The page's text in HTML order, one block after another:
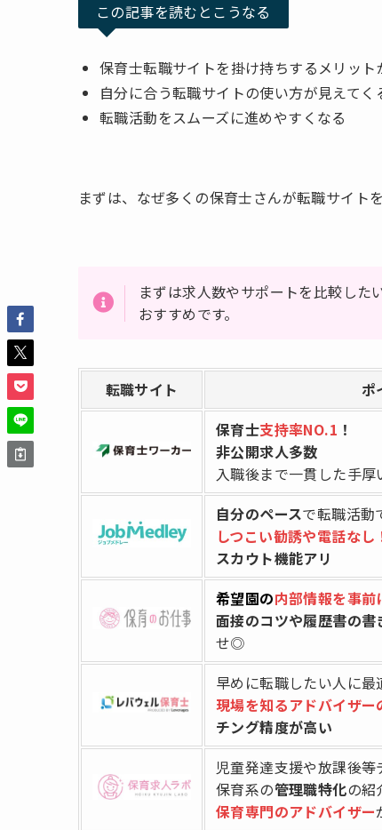
この記事を読むとこうなる
保育士転職サイトを掛け持ちするメリット
自分に合う転職サイトの使い方が見えてく
転職活動をスムーズに進めやすくなる
まずは、なぜ多くの保育士さんが転職サイト
まずは求人数やサポートを比較し
おすすめです。
転職サイト ポ
保育士支持率NO.1 ！
非公開求人多数
入職後まで一貫した手厚
自分のペースで転職活動
しつこい勧誘や電話なし
スカウト機能アリ
希望園の内部情報を事前
面接のコツや履歴書の書
せ◎
早めに転職したい人に最
現場を知るアドバイザー
チング精度が高い
児童発達支援や放課後
保育系の管理職特化の紹
保育専門のアドバイザー